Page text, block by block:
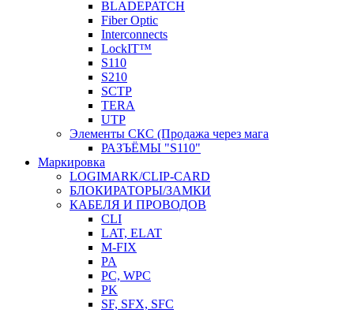
BLADEPATCH
Fiber Optic
Interconnects
LockIT™
S110
S210
SCTP
TERA
UTP
Элементы СКС (Продажа через мага
РАЗЪЁМЫ "S110"
Маркировка
LOGIMARK/CLIP-CARD
БЛОКИРАТОРЫ/ЗАМКИ
КАБЕЛЯ И ПРОВОДОВ
CLI
LAT, ELAT
M-FIX
PA
PC, WРС
PK
SF, SFX, SFC